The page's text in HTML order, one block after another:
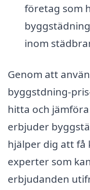
företag som
inom
Genom att
byggstdning-
hitta och
erbjuder
hjälper dig att få
experter som
erbjudanden